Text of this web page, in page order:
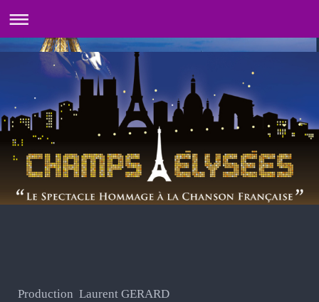
Production Laurent GERARD